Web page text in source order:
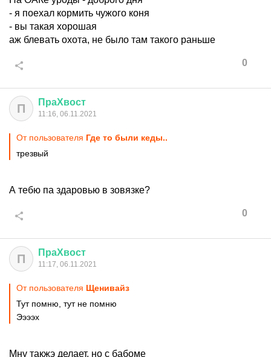
- я поехал кормить чужого коня
- вы такая хорошая
аж блевать охота, не было там такого раньше
0
П ПраХвост
11:16, 06.11.2021
От пользователя Где то были кеды..
трезвый
А тебю па здаровью в зовязке?
0
П ПраХвост
11:17, 06.11.2021
От пользователя Щенивайз
Тут помню, тут не помню
Ээээх
Мну такжэ делает, но с бабоме